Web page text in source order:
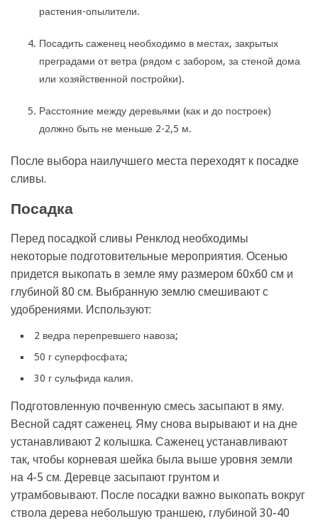
растения-опылители.
Посадить саженец необходимо в местах, закрытых
преградами от ветра (рядом с забором, за стеной дома
или хозяйственной постройки).
Расстояние между деревьями (как и до построек)
должно быть не меньше 2-2,5 м.
После выбора наилучшего места переходят к посадке
сливы.
Посадка
Перед посадкой сливы Ренклод необходимы
некоторые подготовительные мероприятия. Осенью
придется выкопать в земле яму размером 60х60 см и
глубиной 80 см. Выбранную землю смешивают с
удобрениями. Используют:
2 ведра перепревшего навоза;
50 г суперфосфата;
30 г сульфида калия.
Подготовленную почвенную смесь засыпают в яму.
Весной садят саженец. Яму снова вырывают и на дне
устанавливают 2 колышка. Саженец устанавливают
так, чтобы корневая шейка была выше уровня земли
на 4-5 см. Деревце засыпают грунтом и
утрамбовывают. После посадки важно выкопать вокруг
ствола дерева небольшую траншею, глубиной 30-40